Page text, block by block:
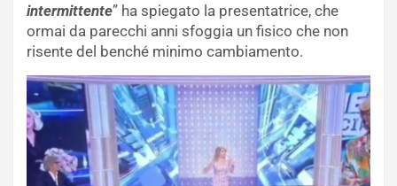
intermittente” ha spiegato la presentatrice, che
ormai da parecchi anni sfoggia un fisico che non
risente del benché minimo cambiamento.